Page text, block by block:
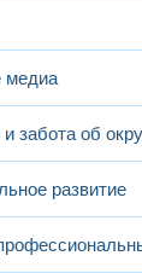
медиа
и забота об
развитие